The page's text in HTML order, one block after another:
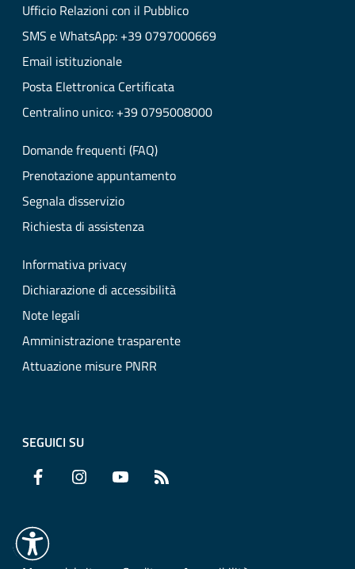
Ufficio Relazioni con il Pubblico
SMS e WhatsApp: +39 0797000669
Email istituzionale
Posta Elettronica Certificata
Centralino unico: +39 0795008000
Domande frequenti (FAQ)
Prenotazione appuntamento
Segnala disservizio
Richiesta di assistenza
Informativa privacy
Dichiarazione di accessibilità
Note legali
Amministrazione trasparente
Attuazione misure PNRR
SEGUICI SU
Facebook Instagram YouTube